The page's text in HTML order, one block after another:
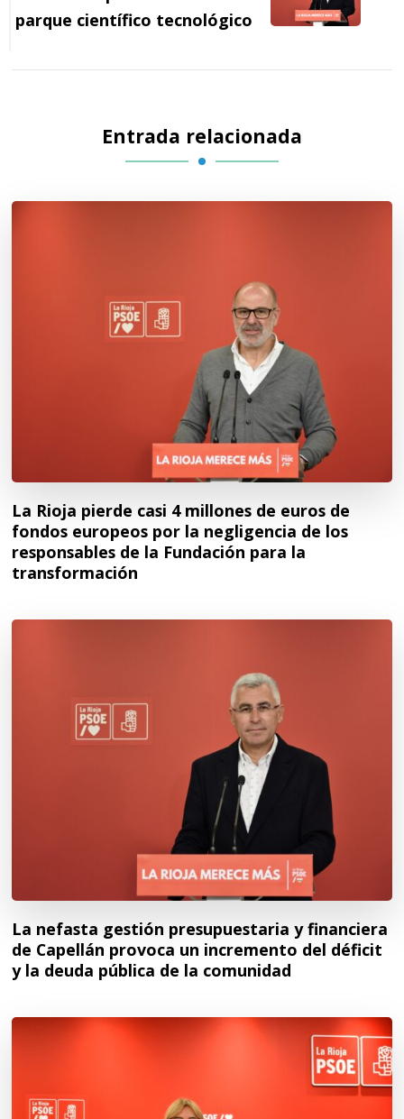
parque científico tecnológico
Entrada relacionada
La Rioja pierde casi 4 millones de euros de
fondos europeos por la negligencia de los
responsables de la Fundación para la
transformación
La nefasta gestión presupuestaria y financiera
de Capellán provoca un incremento del déficit
y la deuda pública de la comunidad